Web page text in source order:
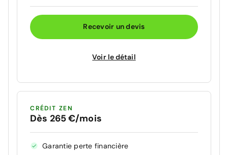
Recevoir un devis
Voir le détail
CRÉDIT ZEN
Dès 265 €/mois
Garantie perte financière